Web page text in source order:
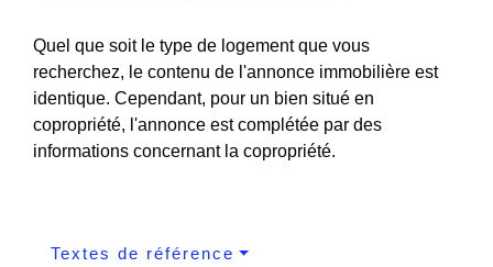
Quel que soit le type de logement que vous
recherchez, le contenu de l'annonce immobilière est
identique. Cependant, pour un bien situé en
copropriété, l'annonce est complétée par des
informations concernant la copropriété.
Textes de référence